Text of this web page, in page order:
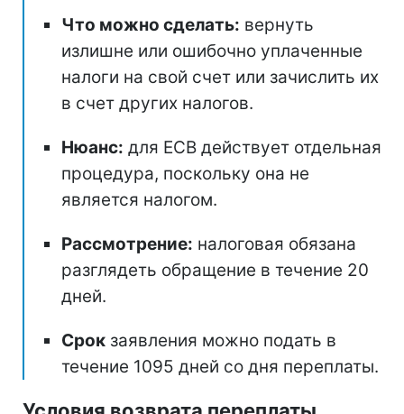
Что можно сделать: вернуть
излишне или ошибочно уплаченные
налоги на свой счет или зачислить их
в счет других налогов.
Нюанс: для ЕСВ действует отдельная
процедура, поскольку она не
является налогом.
Рассмотрение: налоговая обязана
разглядеть обращение в течение 20
дней.
Срок заявления можно подать в
течение 1095 дней со дня переплаты.